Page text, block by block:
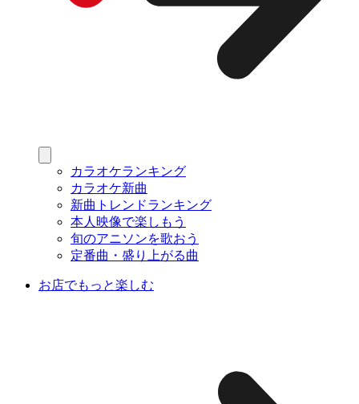
カラオケランキング
カラオケ新曲
新曲トレンドランキング
本人映像で楽しもう
旬のアニソンを歌おう
定番曲・盛り上がる曲
お店でもっと楽しむ